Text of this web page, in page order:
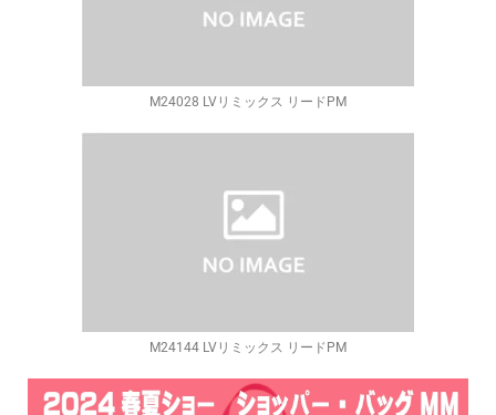
M24028 LVリミックス リードPM
M24144 LVリミックス リードPM